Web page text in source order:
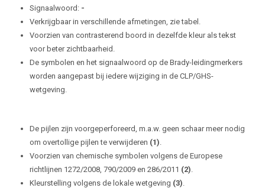
Signaalwoord: -
Verkrijgbaar in verschillende afmetingen, zie tabel.
Voorzien van contrasterend boord in dezelfde kleur als tekst
voor beter zichtbaarheid.
De symbolen en het signaalwoord op de Brady-leidingmerkers
worden aangepast bij iedere wijziging in de CLP/GHS-
wetgeving.
De pijlen zijn voorgeperforeerd, m.a.w. geen schaar meer nodig
om overtollige pijlen te verwijderen (1).
Voorzien van chemische symbolen volgens de Europese
richtlijnen 1272/2008, 790/2009 en 286/2011 (2).
Kleurstelling volgens de lokale wetgeving (3).